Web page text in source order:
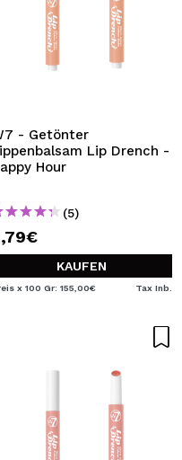
- Getönter
Lip Drench -
Hour
(5)
KAUFEN
x 100 Gr: 155,00€ Tax Inb.